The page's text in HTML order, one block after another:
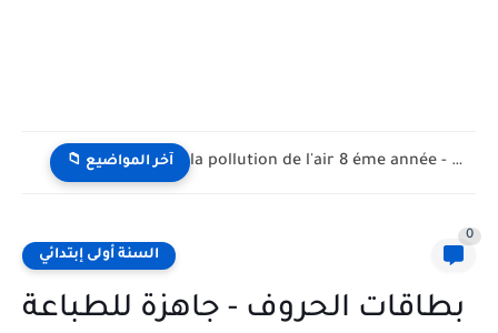
📁 آخر المواضيع la pollution de l'air 8 éme année - تلوث الهواء...
السنة أولى إبتدائي
0
بطاقات الحروف - جاهزة للطباعة